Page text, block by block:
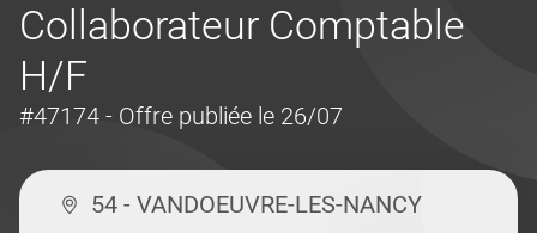
Collaborateur Comptable
H/F
#47174 - Offre publiée le 26/07
54 - VANDOEUVRE-LES-NANCY